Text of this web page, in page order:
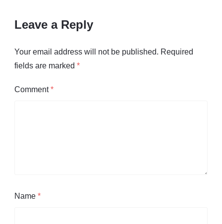
Leave a Reply
Your email address will not be published. Required
fields are marked *
Comment*
Name *